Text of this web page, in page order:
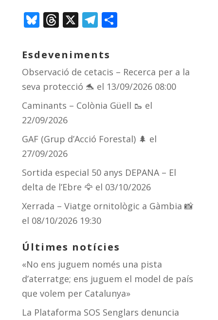
Bl
e
sk
y
T
re
a
d
s
X T
e
gr
a
m
C
p
ar
te
ix
Esdeveniments
Observació de cetacis – Recerca per a la
seva protecció 🐬 el 13/09/2026 08:00
Caminants – Colònia Güell 🥾 el
22/09/2026
GAF (Grup d’Acció Forestal) 🌲 el
27/09/2026
Sortida especial 50 anys DEPANA – El
delta de l’Ebre 🦅 el 03/10/2026
Xerrada – Viatge ornitològic a Gàmbia 📸
el 08/10/2026 19:30
Últimes notícies
«No ens juguem només una pista
d’aterratge; ens juguem el model de país
que volem per Catalunya»
La Plataforma SOS Senglars denuncia